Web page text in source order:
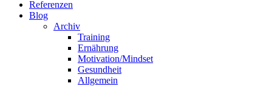
Referenzen
Blog
Archiv
Training
Ernährung
Motivation/Mindset
Gesundheit
Allgemein